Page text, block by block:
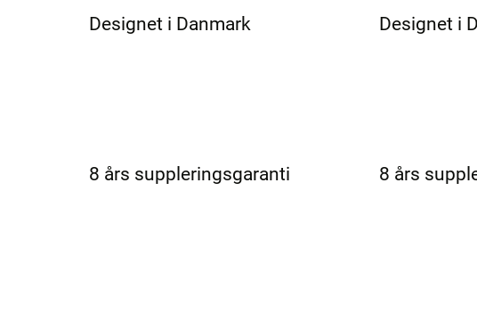
Designet i Danmark
8 års suppleringsgaranti
Designet i
8 års